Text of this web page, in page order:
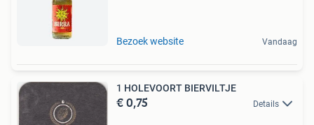
Bezoek website Vandaag
1 HOLEVOORT BIERVILTJE
€ 0,75 Details